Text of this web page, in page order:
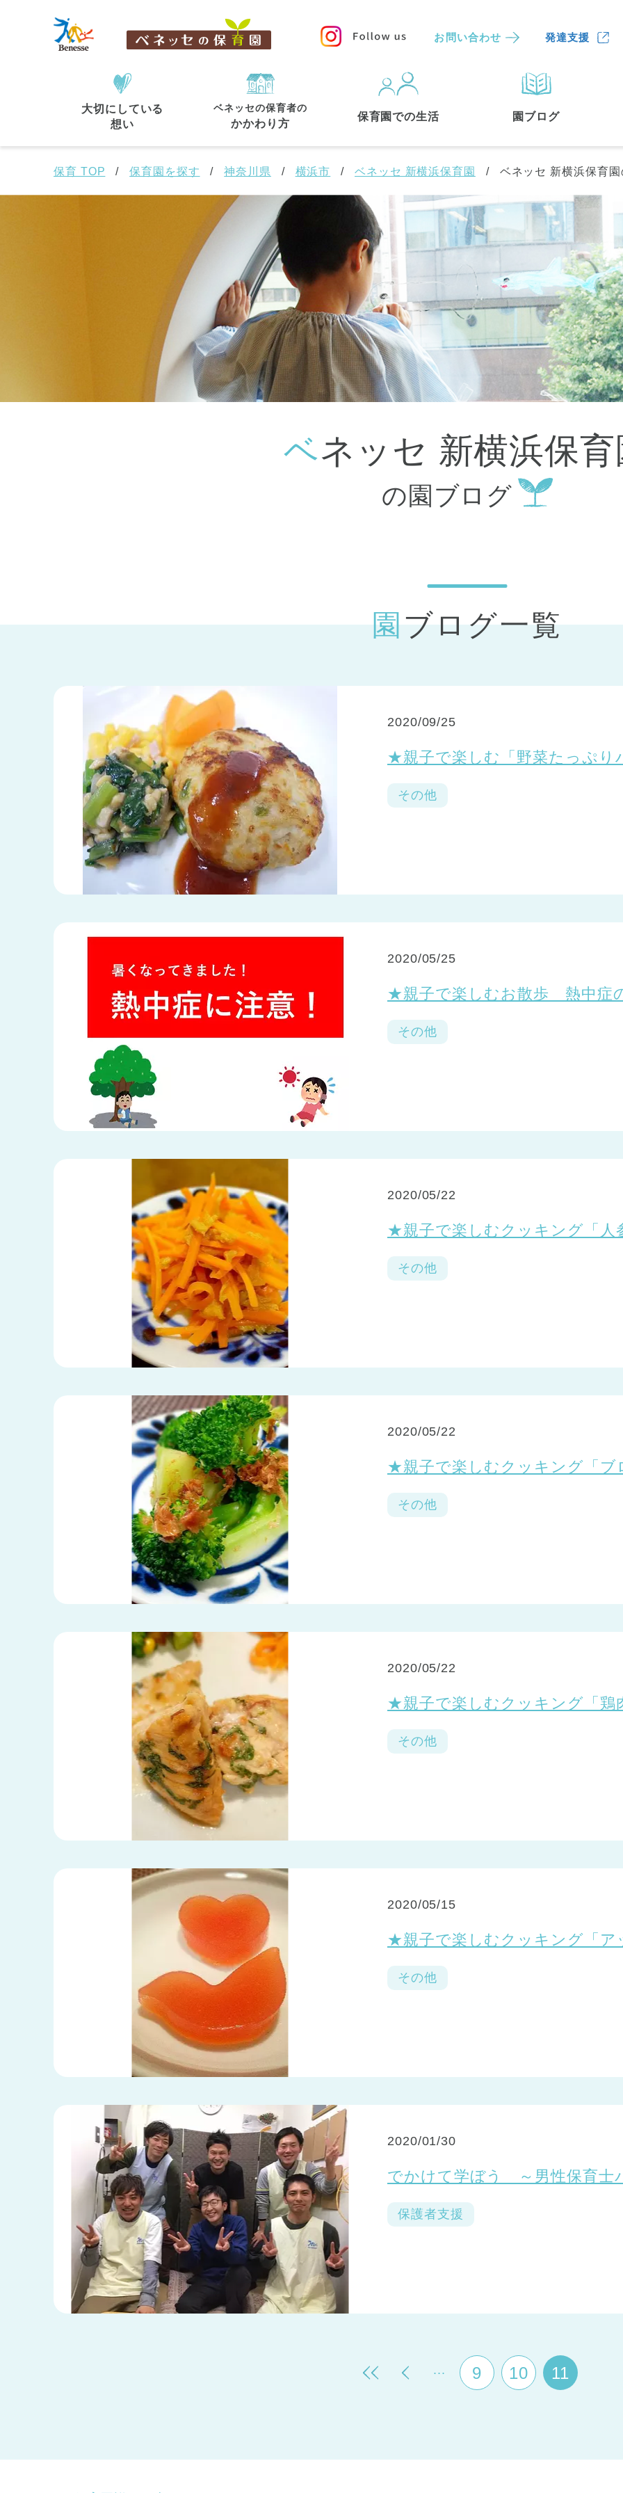
お問い合わせ 発達支援
大切にしている
想い
ベネッセの保育者の
かかわり方
保育園での生活 園ブログ
保育園 を探す
住所・駅名 から探す
から探す
東京都 全域(44) 中央区 港区 文京区(3)
大田区(4) 世田谷区(1) 渋谷区(2)
練馬区(7) 足立区 (1) 葛飾区(1)
国分寺市(1) 狛江市(1) 北区(1)
江東区 (1) 町田市(1) 江戸川区 (1)
川崎市 (9) 横須賀市
兵庫県 兵庫県 全域(2) 神戸市(1) 芦屋市(1)
保育 TOP 保育園を探す 神奈川県 横浜市 ベネッセ 新横浜保育園 ベネッセ 新横浜保育
ベネッセ 新横浜保育
の園ブログ
園ブログ一覧
2020/09/25
★親子で楽しむ「野菜たっぷ
その他
2020/05/25
★親子で楽しむお散歩 熱中症
その他
2020/05/22
★親子で楽しむクッキング「
その他
2020/05/22
★親子で楽しむクッキング「
その他
2020/05/22
★親子で楽しむクッキング「
その他
2020/05/15
★親子で楽しむクッキング「ア
その他
2020/01/30
でかけて学ぼう ～男性保育士
保護者支援
... 9 10 11